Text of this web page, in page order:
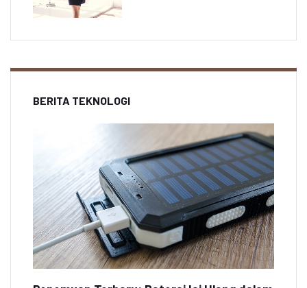
BERITA TEKNOLOGI